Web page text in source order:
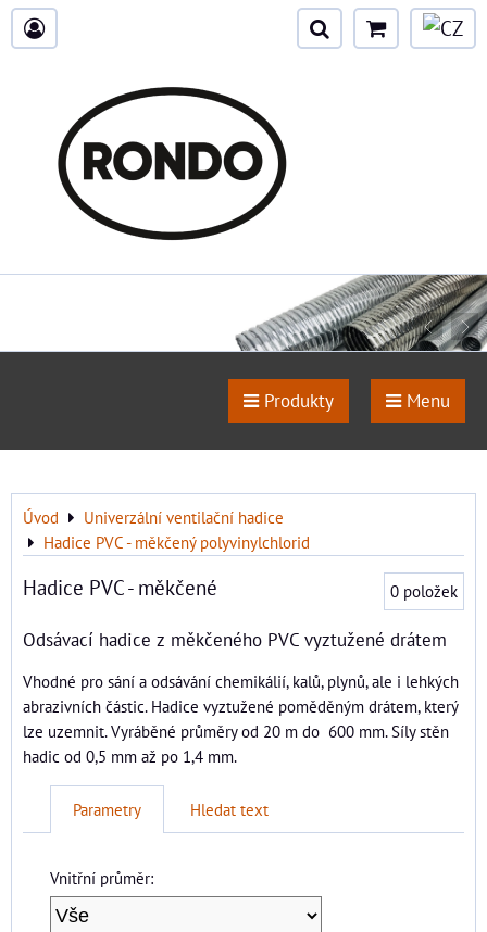
Produkty Menu
Úvod
Univerzální ventilační hadice
Hadice PVC - měkčený polyvinylchlorid
Hadice PVC - měkčené 0 položek
Odsávací hadice z měkčeného PVC vyztužené drátem
Vhodné pro sání a odsávání chemikálií, kalů, plynů, ale i lehkých
abrazivních částic. Hadice vyztužené poměděným drátem, který
lze uzemnit. Vyráběné průměry od 20 m do 600 mm. Síly stěn
hadic od 0,5 mm až po 1,4 mm.
Parametry Hledat text
Vnitřní průměr: